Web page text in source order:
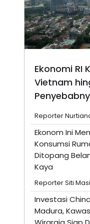
Ekonomi RI
Vietnam
Reporter
Ekonom Ini
Konsumsi
Ditopang
Kaya
Reporter Siti
Investasi
Madura,